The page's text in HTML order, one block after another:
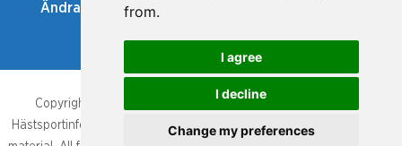
from.
I agree
I decline
Change my preferences
Ändra cookie-inställningar
Copyright/database right, Bergsåker och Svensk Travsport.
Hästsportinformationen som publicerats är upphovsrättsligt skyddat